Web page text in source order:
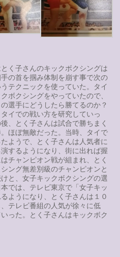
く子さんのキックボクシングは
の首を掴み体制を崩す事で次の
テクニックを使っていた。タイ
ボクシングをやっていたので、
選手にどうしたら勝てるのか？
イでの戦い方を研究していっ
、とく子さんは試合で勝ちまく
ほぼ無敵だった。当時、タイで
ようで、とく子さんは人気者に
するようになり、街に出れば握
チャンピオン戦が組まれ、とく
ング無差別級のチャンピオンと
と、女子キックボクシングの選
では、テレビ東京で「女子キッ
ようになり、とく子さんは１０
テレビ番組の人気が徐々に低
った。とく子さんはキックボク